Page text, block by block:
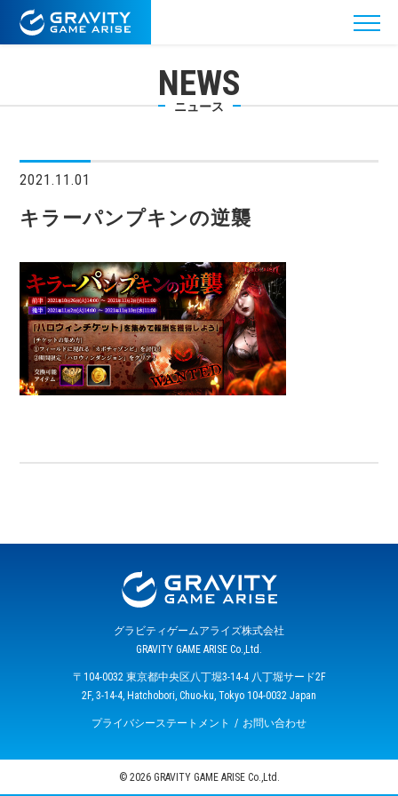
NEWS
ニュース
2021.11.01
キラーパンプキンの逆襲
グラビティゲームアライズ株式会社
GRAVITY GAME ARISE Co.,Ltd.
〒104-0032 東京都中央区八丁堀3-14-4 八丁堀サード2F
2F, 3-14-4, Hatchobori, Chuo-ku, Tokyo 104-0032 Japan
プライバシーステートメント お問い合わせ
© 2026 GRAVITY GAME ARISE Co.,Ltd.